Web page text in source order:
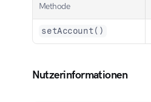
Methode
setAccount()
Nutzerinformationen